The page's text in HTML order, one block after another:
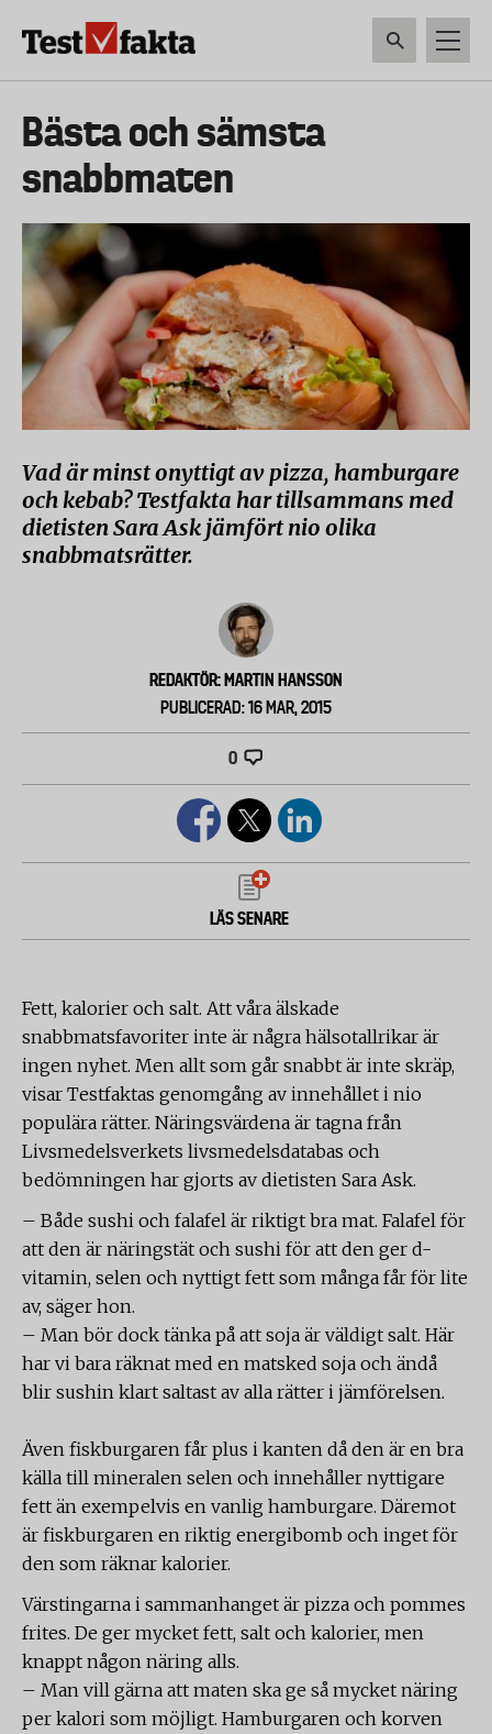
Huvudmeny
ny
Bästa och sämsta
snabbmaten
Vad är minst onyttigt av pizza, hamburgare
och kebab? Testfakta har tillsammans med
dietisten Sara Ask jämfört nio olika
snabbmatsrätter.
REDAKTÖR: MARTIN HANSSON
PUBLICERAD: 16 MAR, 2015
0
LÄS SENARE
Fett, kalorier och salt. Att våra älskade
snabbmatsfavoriter inte är några hälsotallrikar är
ingen nyhet. Men allt som går snabbt är inte skräp,
visar Testfaktas genomgång av innehållet i nio
populära rätter. Näringsvärdena är tagna från
Livsmedelsverkets livsmedelsdatabas och
bedömningen har gjorts av dietisten Sara Ask.
– Både sushi och falafel är riktigt bra mat. Falafel för
att den är näringstät och sushi för att den ger d-
vitamin, selen och nyttigt fett som många får för lite
av, säger hon.
– Man bör dock tänka på att soja är väldigt salt. Här
har vi bara räknat med en matsked soja och ändå
blir sushin klart saltast av alla rätter i jämförelsen.
Även fiskburgaren får plus i kanten då den är en bra
källa till mineralen selen och innehåller nyttigare
fett än exempelvis en vanlig hamburgare. Däremot
är fiskburgaren en riktig energibomb och inget för
den som räknar kalorier.
Värstingarna i sammanhanget är pizza och pommes
frites. De ger mycket fett, salt och kalorier, men
knappt någon näring alls.
– Man vill gärna att maten ska ge så mycket näring
per kalori som möjligt. Hamburgaren och korven